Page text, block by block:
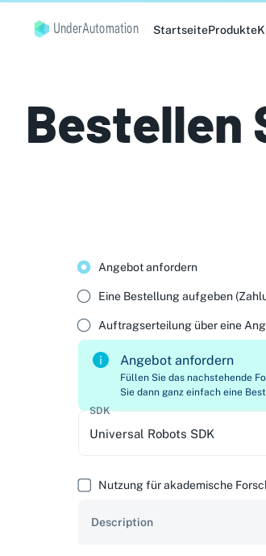
UnderAutomation StartseiteProdukte
Bestellen
Angebot anfordern
Eine Bestellung aufgeben
Auftragserteilung über eine
Angebot anfordern
Füllen Sie das nachstehende
Sie dann ganz einfach eine
SDK
Universal Robots SDK
Nutzung für akademische
Description